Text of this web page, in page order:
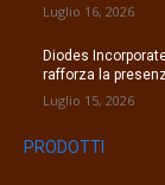
Luglio 16, 2026
Diodes
rafforza la
Luglio 15, 2026
PRODOTTI